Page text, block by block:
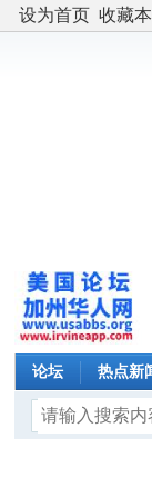
设为首页 收藏
论坛 热点新